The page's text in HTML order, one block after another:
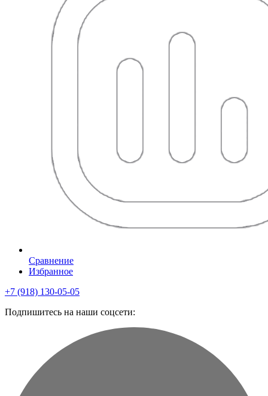
Сравнение
Избранное
+7 (918) 130-05-05
Подпишитесь на наши соцсети: